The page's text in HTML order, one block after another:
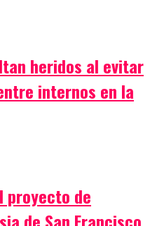
heridos al evitar
internos en la
proyecto de